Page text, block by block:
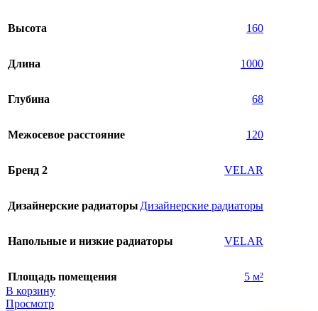
Высота 160
Длина 1000
Глубина 68
Межосевое расстояние 120
Бренд 2 VELAR
Дизайнерские радиаторы Дизайнерские радиаторы
Напольные и низкие радиаторы VELAR
Площадь помещения
5 м²
В корзину
Просмотр